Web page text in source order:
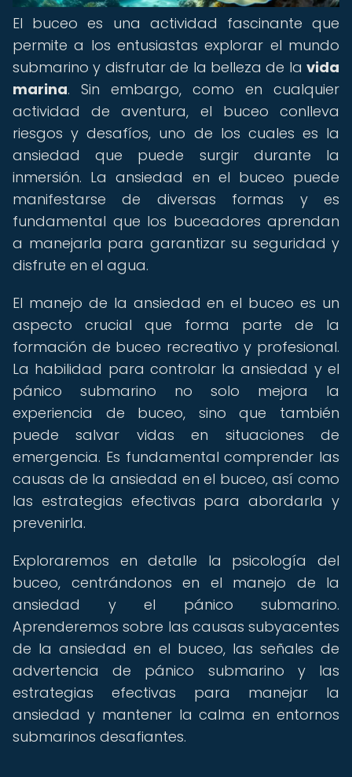
El buceo es una actividad fascinante que
permite a los entusiastas explorar el mundo
submarino y disfrutar de la belleza de la vida
marina. Sin embargo, como en cualquier
actividad de aventura, el buceo conlleva
riesgos y desafíos, uno de los cuales es la
ansiedad que puede surgir durante la
inmersión. La ansiedad en el buceo puede
manifestarse de diversas formas y es
fundamental que los buceadores aprendan
a manejarla para garantizar su seguridad y
disfrute en el agua.
El manejo de la ansiedad en el buceo es un
aspecto crucial que forma parte de la
formación de buceo recreativo y profesional.
La habilidad para controlar la ansiedad y el
pánico submarino no solo mejora la
experiencia de buceo, sino que también
puede salvar vidas en situaciones de
emergencia. Es fundamental comprender las
causas de la ansiedad en el buceo, así como
las estrategias efectivas para abordarla y
prevenirla.
Exploraremos en detalle la psicología del
buceo, centrándonos en el manejo de la
ansiedad y el pánico submarino.
Aprenderemos sobre las causas subyacentes
de la ansiedad en el buceo, las señales de
advertencia de pánico submarino y las
estrategias efectivas para manejar la
ansiedad y mantener la calma en entornos
submarinos desafiantes.